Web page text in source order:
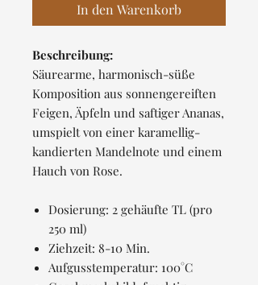
In den Warenkorb
Beschreibung:
Säurearme, harmonisch-süße
Komposition aus sonnengereiften
Feigen, Äpfeln und saftiger Ananas,
umspielt von einer karamellig-
kandierten Mandelnote und einem
Hauch von Rose.
Dosierung: 2 gehäufte TL (pro
250 ml)
Ziehzeit: 8-10 Min.
Aufgusstemperatur: 100°C